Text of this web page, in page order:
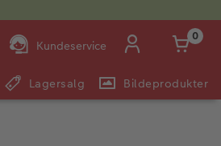
Kundeservice
Man -
09:00 -
14:00 -
0
Lagersalg Bildeprodukter